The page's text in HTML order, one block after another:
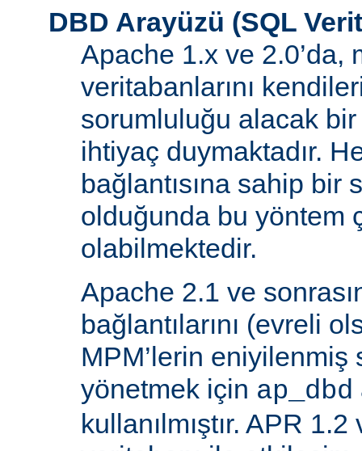
DBD Arayüzü (SQL
Apache 1.x ve 2.0’da,
veritabanlarını
sorumluluğu alacak bir
ihtiyaç duymaktadır.
bağlantısına sahip bir
olduğunda bu yöntem
olabilmektedir.
Apache 2.1 ve
bağlantılarını (evreli
MPM’lerin
yönetmek için ap_dbd
kullanılmıştır. APR